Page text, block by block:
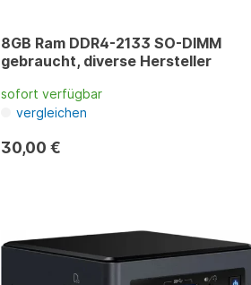
8GB Ram DDR4-2133 SO-DIMM
gebraucht, diverse Hersteller
sofort verfügbar
vergleichen
30,00 €